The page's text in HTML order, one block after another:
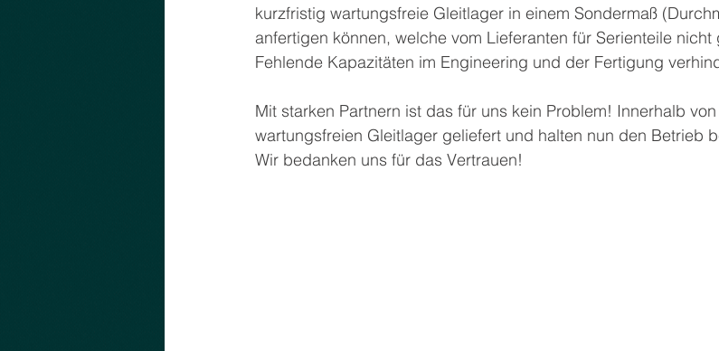
kurzfristig wartungsfreie Gleitlager in einem Sondermaß
anfertigen können, welche vom Lieferanten für Serienteile
Fehlende Kapazitäten im Engineering und der Fertigung
Mit starken Partnern ist das für uns kein Problem! Innerhalb
wartungsfreien Gleitlager geliefert und halten nun den Betrieb
Wir bedanken uns für das Vertrauen!